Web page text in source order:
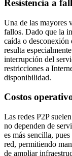
Resistencia a
Una de las mayores
fallos. Dado que la
caída o
resulta
interrupción del
restricciones a
disponibilidad.
Costos
Las redes P2P
no dependen de
es más sencilla,
red, permitiendo
de ampliar